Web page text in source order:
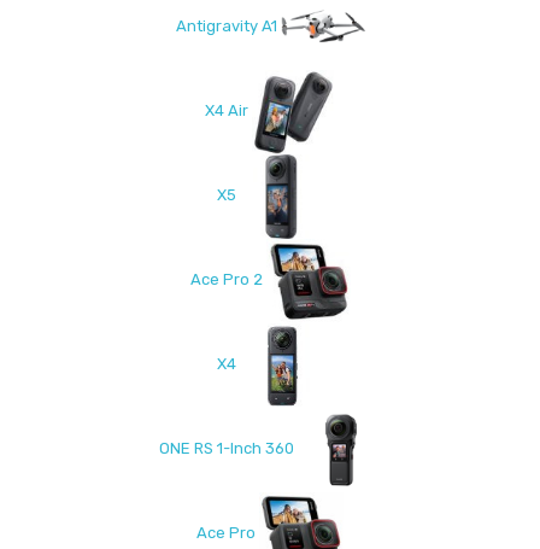
Antigravity A1
X4 Air
X5
Ace Pro 2
X4
ONE RS 1-Inch 360
Ace Pro